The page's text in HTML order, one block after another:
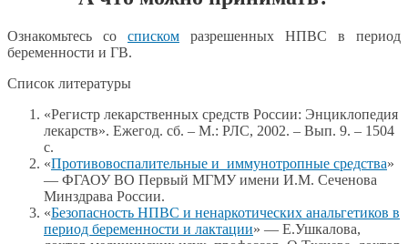
Ознакомьтесь со списком разрешенных НПВС в период
беременности и ГВ.
Список литературы
«Регистр лекарственных средств России: Энциклопедия
лекарств». Ежегод. сб. – М.: РЛС, 2002. – Вып. 9. – 1504
с.
«Противовоспалительные и иммунотропные средства»
— ФГАОУ ВО Первый МГМУ имени И.М. Сеченова
Минздрава России.
«Безопасность НПВС и ненаркотических анальгетиков в
период беременности и лактации» — Е.Ушкалова,